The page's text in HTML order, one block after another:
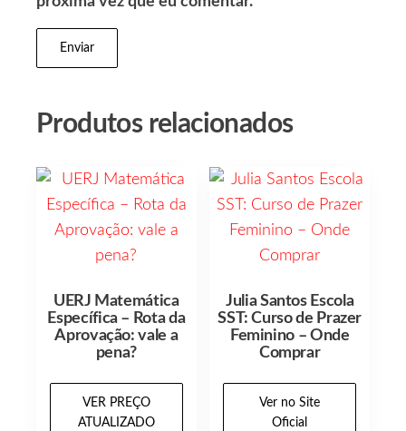
Produtos relacionados
UERJ Matemática
Específica – Rota da
Aprovação: vale a
pena?
VER PREÇO
ATUALIZADO
Julia Santos Escola
SST: Curso de Prazer
Feminino – Onde
Comprar
Ver no Site
Oficial